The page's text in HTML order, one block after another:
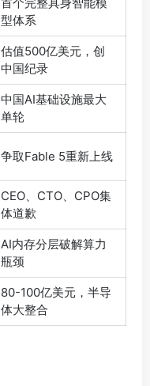
型体系
估值500亿美元，创
中国纪录
中国AI基础设施最大
单轮
争取Fable 5重新上线
CEO、CTO、CPO集
体道歉
AI内存分层破解算力
瓶颈
80-100亿美元，半导
体大整合